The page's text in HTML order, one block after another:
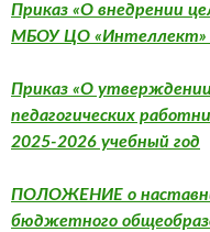
Приказ «О внедрении
МБОУ ЦО «Интеллект»
Приказ «О
педагогических
2025-2026 учебный год
ПОЛОЖЕНИЕ о
бюджетного